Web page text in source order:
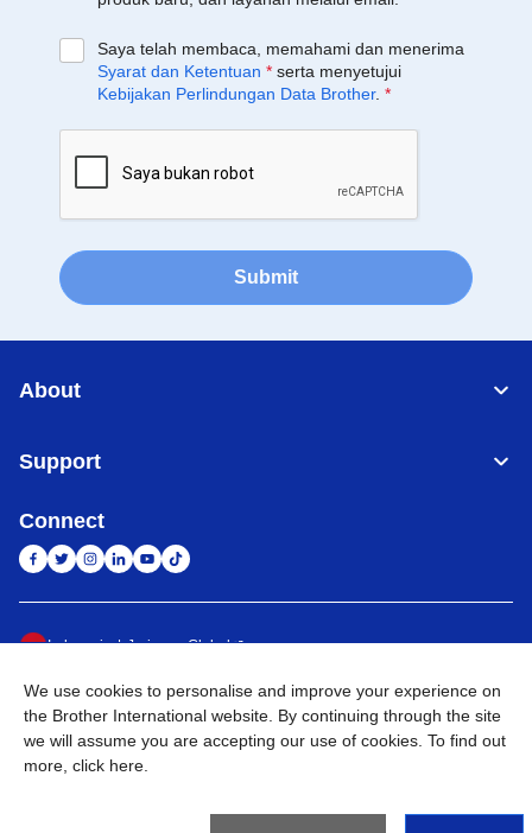
Saya telah membaca, memahami dan menerima
Syarat dan Ketentuan * serta menyetujui
Kebijakan Perlindungan Data Brother. *
Submit
About
Support
Connect
Indonesia Jaringan Global
Privacy Policy Ketentuan Penggunaan Site Map Kunjungi Situs Global
©2026BROTHER INTERNATIONAL SALES INDONESIA All
We use cookies to personalise and improve your experience on
the Brother International website. By continuing through the site
we will assume you are accepting our use of cookies. To find out
more, click here